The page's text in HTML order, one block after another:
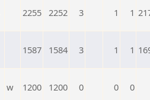
2255 2252 3 1 1
1587 1584 3 1 1
w 1200 1200 0 0 0